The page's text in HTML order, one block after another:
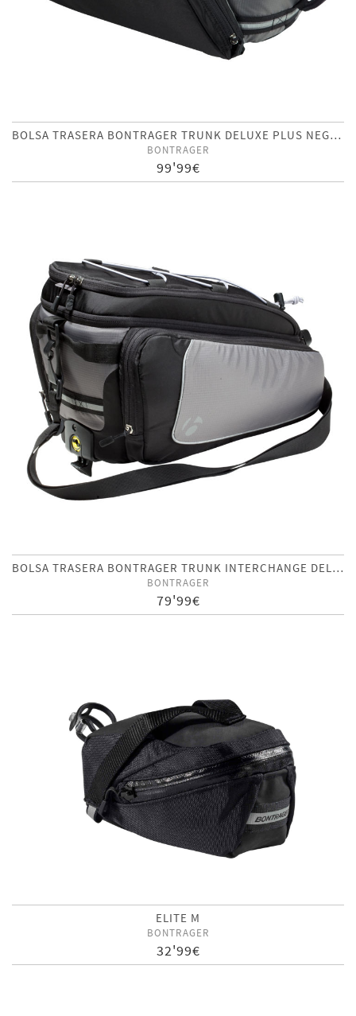
BOLSA TRASERA BONTRAGER TRUNK DELUXE PLUS NEGRO
BONTRAGER
99'99€
BOLSA TRASERA BONTRAGER TRUNK INTERCHANGE DELUXE NEGRO
BONTRAGER
79'99€
ELITE M
BONTRAGER
32'99€